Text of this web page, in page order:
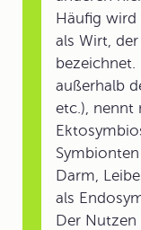
Häufig wird
als Wirt,
bezeichnet.
außerhalb
etc.), nennt
Darm,
als
Der Nutzen